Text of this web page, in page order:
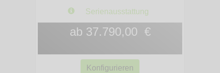
Serienausstattung
ab 37.790,00 €
Konfigurieren